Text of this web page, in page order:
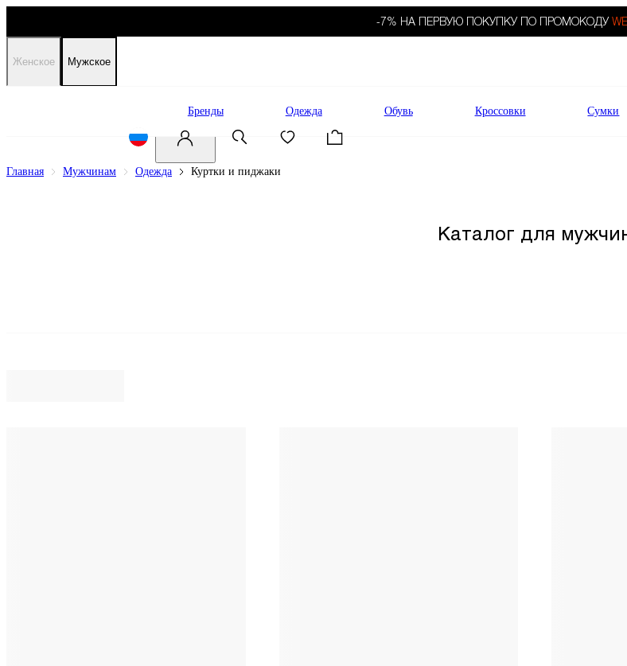
-7% НА ПЕРВУЮ ПОКУПКУ ПО ПРОМОКОДУ
Женское Мужское
Бренды Одежда Обувь Кроссовки Сумки
Главная Мужчинам Одежда Куртки и пиджаки
Каталог для